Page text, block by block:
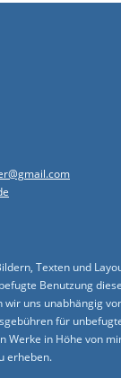
Texten und
Benutzung
uns unabhängig
für
in Höhe von
erheben.